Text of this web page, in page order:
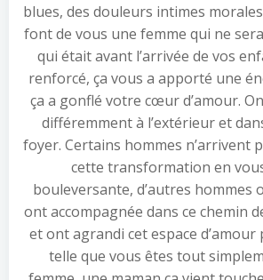
blues, des douleurs intimes
font de vous une femme qui ne
qui était avant l’arrivée de vos
renforcé, ça vous a apporté une
ça a gonflé votre cœur d’amour.
différemment à l’extérieur et
foyer. Certains hommes n’arrivent
cette transformation en
bouleversante, d’autres hommes
ont accompagnée dans ce chemin
et ont agrandi cet espace
telle que vous êtes tout